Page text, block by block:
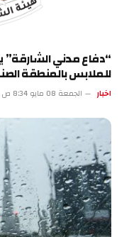
“دفاع مدني
للملابس بالمنطقة
اخبار الجمعة 08 مايو 8:34 ص